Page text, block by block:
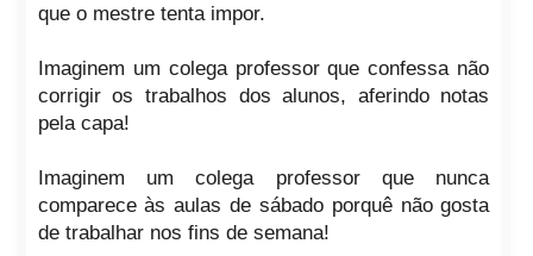
que o mestre tenta impor.
Imaginem um colega professor que confessa não
corrigir os trabalhos dos alunos, aferindo notas
pela capa!
Imaginem um colega professor que nunca
comparece às aulas de sábado porquê não gosta
de trabalhar nos fins de semana!